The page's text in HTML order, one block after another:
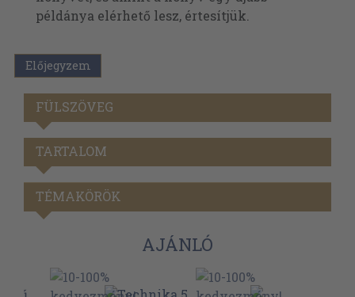
példánya elérhető lesz, értesítjük.
Előjegyzem
FÜLSZÖVEG
TARTALOM
TÉMAKÖRÖK
AJÁNLÓ